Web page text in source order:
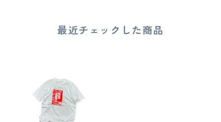
最近チェックした商品